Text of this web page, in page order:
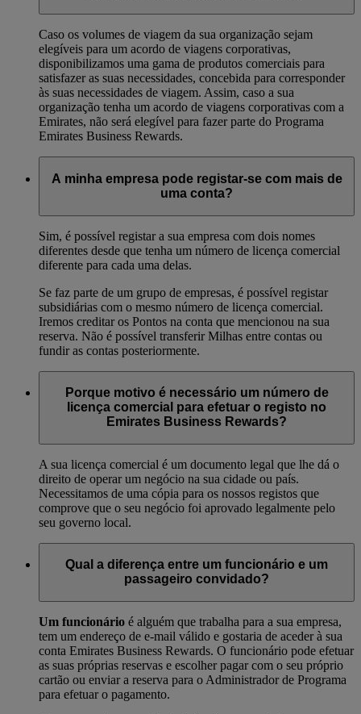
Caso os volumes de viagem da sua organização sejam
elegíveis para um acordo de viagens corporativas,
disponibilizamos uma gama de produtos comerciais para
satisfazer as suas necessidades, concebida para corresponder
às suas necessidades de viagem. Assim, caso a sua
organização tenha um acordo de viagens corporativas com a
Emirates, não será elegível para fazer parte do Programa
Emirates Business Rewards.
A minha empresa pode registar-se com mais de
uma conta?
Sim, é possível registar a sua empresa com dois nomes
diferentes desde que tenha um número de licença comercial
diferente para cada uma delas.
Se faz parte de um grupo de empresas, é possível registar
subsidiárias com o mesmo número de licença comercial.
Iremos creditar os Pontos na conta que mencionou na sua
reserva. Não é possível transferir Milhas entre contas ou
fundir as contas posteriormente.
Porque motivo é necessário um número de
licença comercial para efetuar o registo no
Emirates Business Rewards?
A sua licença comercial é um documento legal que lhe dá o
direito de operar um negócio na sua cidade ou país.
Necessitamos de uma cópia para os nossos registos que
comprove que o seu negócio foi aprovado legalmente pelo
seu governo local.
Qual a diferença entre um funcionário e um
passageiro convidado?
Um funcionário é alguém que trabalha para a sua empresa,
tem um endereço de e-mail válido e gostaria de aceder à sua
conta Emirates Business Rewards. O funcionário pode efetuar
as suas próprias reservas e escolher pagar com o seu próprio
cartão ou enviar a reserva para o Administrador de Programa
para efetuar o pagamento.